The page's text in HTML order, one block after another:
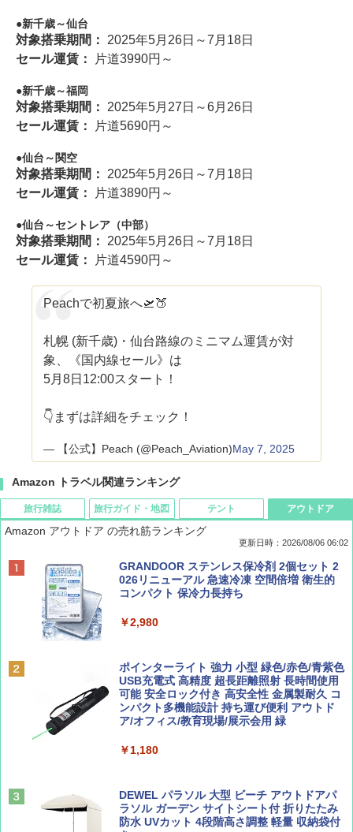
新千歳～仙台
対象搭乗期間： 2025年5月26日～7月18日
セール運賃：
片道3990円～
新千歳～福岡
対象搭乗期間： 2025年5月27日～6月26日
セール運賃：
片道5690円～
仙台～関空
対象搭乗期間： 2025年5月26日～7月18日
セール運賃：
片道3890円～
仙台～セントレア（中部）
対象搭乗期間： 2025年5月26日～7月18日
セール運賃：
片道4590円～
Peachで初夏旅へ🛫🍑
札幌 (新千歳)・仙台路線のミニマム運賃が対
象、《国内線セール》は
5月8日12:00スタート！
👇まずは詳細をチェック！
— 【公式】Peach (@Peach_Aviation)May 7, 2025
Amazon トラベル関連ランキング
旅行雑誌
ディズニーファン ２０２６年 ９月号 [雑
誌] (ＤＩＳＮＥＹ ＦＡＮ)
Coyote No.89 特集 星野道夫 夢見る旅
￥1,540
￥1,540
旅行ガイド・地図
D40 地球の歩き方 チェンマイ タイ北部の魅
力的な町 2026～2027 地球の歩き方D アジア
A09 地球の歩き方 イタリア 2026～2027 地
球の歩き方A ヨーロッパ
￥2,479
パ
￥2,277
テント
[キャンパーズコレクション 山善] ポップアッ
プテント 傘みたいに広げて畳める パッとサ
ッとサンシェード キューブ フルクローズ メ
&ハイキング カーキ PATC-150(KH)
PYKES PEAK (パイクスピーク) 着替えテン
ト プライバシー テント 【中が透けない】 1
人用 折りたたみ 防災グッズ 災害用トイレ ビ
易 トイレテント (オリーブ)
ENDLESS BASE 《めざましテレビで紹介》
アウトドア
Amazon アウトドア の売れ筋ランキング
更新日時：2026/08/06 06:02
GRANDOOR ステンレス保冷剤 2個セット 2
026リニューアル 急速冷凍 空間倍増 衛生的
コンパクト 保冷力長持ち
￥2,980
ポインターライト 強力 小型 緑色/赤色/青紫色
USB充電式 高精度 超長距離照射 長時間使用
可能 安全ロック付き 高安全性 金属製耐久 コ
ンパクト多機能設計 持ち運び便利 アウトド
ア/オフィス/教育現場/展示会用 緑
￥1,180
DEWEL パラソル 大型 ビーチ アウトドアパ
ラソル ガーデン サイトシート付 折りたたみ
防水 UVカット 4段階高さ調整 軽量 収納袋付